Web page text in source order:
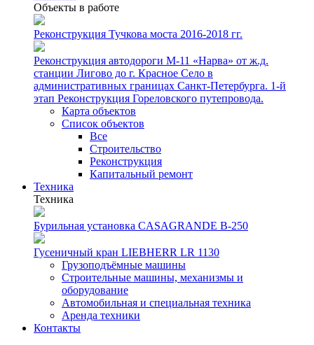
Объекты в работе
Реконструкция Тучкова моста 2016-2018 гг.
Реконструкция автодороги М-11 «Нарва» от ж.д.
станции Лигово до г. Красное Село в
административных границах Санкт-Петербурга. 1-й
этап Реконструкция Гореловского путепровода.
Карта объектов
Список объектов
Все
Строительство
Реконструкция
Капитальный ремонт
Техника
Техника
Бурильная установка CASAGRANDE B-250
Гусеничный кран LIEBHERR LR 1130
Грузоподъёмные машины
Строительные машины, механизмы и
оборудование
Автомобильная и специальная техника
Аренда техники
Контакты